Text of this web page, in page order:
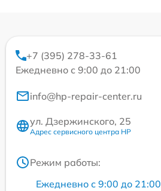
+7 (395) 278-33-61
Ежедневно с 9:00 до 21:00
info@hp-repair-center.ru
ул. Дзержинского, 25
Адрес сервисного центра HP
Режим работы:
Ежедневно с 9:00 до 21:00